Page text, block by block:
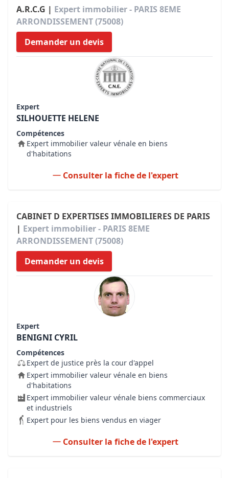
A.R.C.G | Expert immobilier - PARIS 8EME
ARRONDISSEMENT (75008)
Demander un devis
Expert
SILHOUETTE HELENE
Compétences
Expert immobilier valeur vénale en biens
d'habitations
Consulter la fiche de l'expert
CABINET D EXPERTISES IMMOBILIERES DE PARIS
| Expert immobilier - PARIS 8EME
ARRONDISSEMENT (75008)
Demander un devis
Expert
BENIGNI CYRIL
Compétences
Expert de justice près la cour d'appel
Expert immobilier valeur vénale en biens
d'habitations
Expert immobilier valeur vénale biens commerciaux
et industriels
Expert pour les biens vendus en viager
Consulter la fiche de l'expert